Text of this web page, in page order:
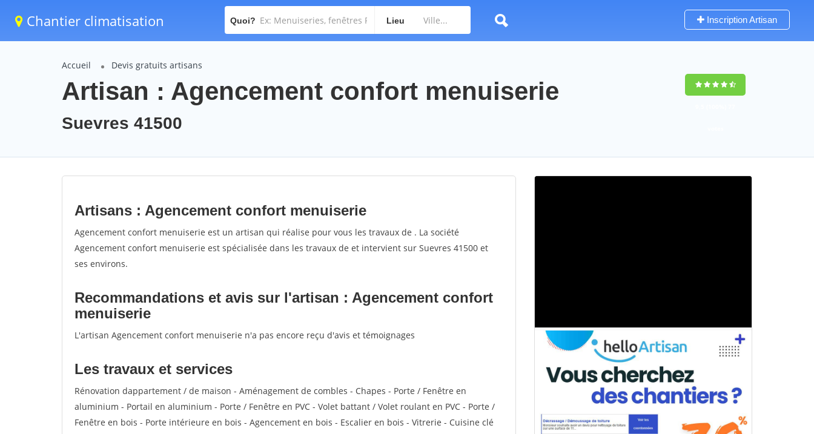
Chantier climatisation Quoi? Lieu Inscription Artisan
Accueil Devis gratuits artisans
Artisan : Agencement confort menuiserie
Suevres 41500
Artisans : Agencement confort menuiserie
Agencement confort menuiserie est un artisan qui réalise pour vous les travaux de . La société
Agencement confort menuiserie est spécialisée dans les travaux de et intervient sur Suevres 41500 et
ses environs.
Recommandations et avis sur l'artisan : Agencement confort
menuiserie
L'artisan Agencement confort menuiserie n'a pas encore reçu d'avis et témoignages
Les travaux et services
Rénovation dappartement / de maison - Aménagement de combles - Chapes - Porte / Fenêtre en
aluminium - Portail en aluminium - Porte / Fenêtre en PVC - Volet battant / Volet roulant en PVC - Porte /
Fenêtre en bois - Porte intérieure en bois - Agencement en bois - Escalier en bois - Vitrerie - Cuisine clé